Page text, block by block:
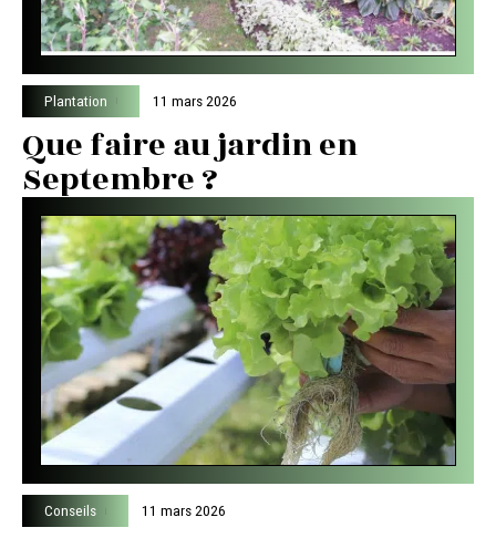
Plantation 11 mars 2026
Que faire au jardin en
Septembre ?
Conseils 11 mars 2026